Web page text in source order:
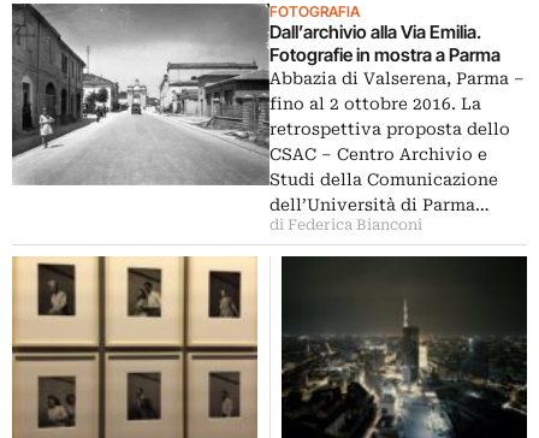
FOTOGRAFIA
Dall’archivio alla Via Emilia.
Fotografie in mostra a Parma
Abbazia di Valserena, Parma –
fino al 2 ottobre 2016. La
retrospettiva proposta dello
CSAC – Centro Archivio e
Studi della Comunicazione
dell’Università di Parma…
di Federica Bianconi